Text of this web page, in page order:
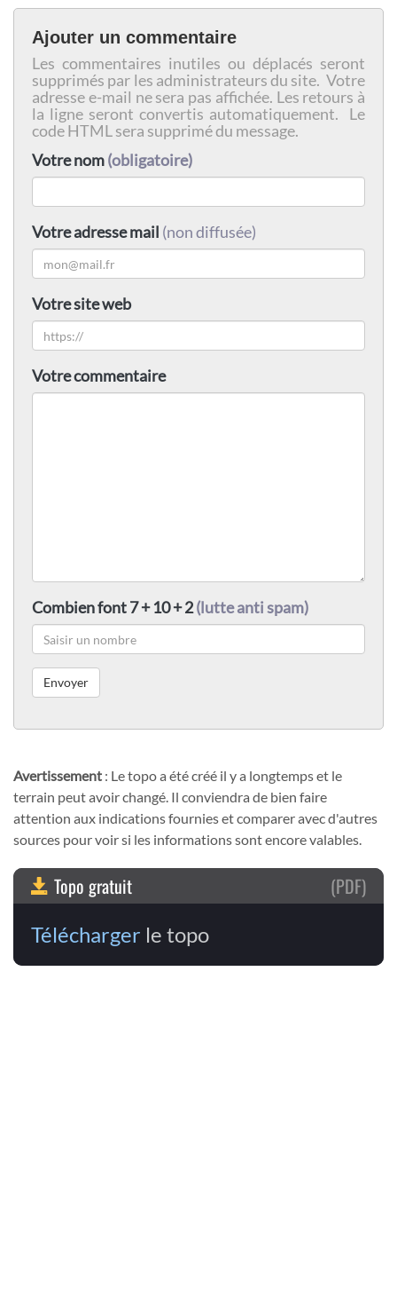
Ajouter un commentaire
Les commentaires inutiles ou déplacés seront
supprimés par les administrateurs du site. Votre
adresse e-mail ne sera pas affichée. Les retours à
la ligne seront convertis automatiquement. Le
code HTML sera supprimé du message.
Votre nom(obligatoire)
Votre adresse mail (non diffusée)
Votre site web
Votre commentaire
Combien font 7 + 10 + 2(lutte anti spam)
Avertissement : Le topo a été créé il y a longtemps et le
terrain peut avoir changé. Il conviendra de bien faire
attention aux indications fournies et comparer avec d'autres
sources pour voir si les informations sont encore valables.
Topo gratuit (PDF)
Télécharger le topo